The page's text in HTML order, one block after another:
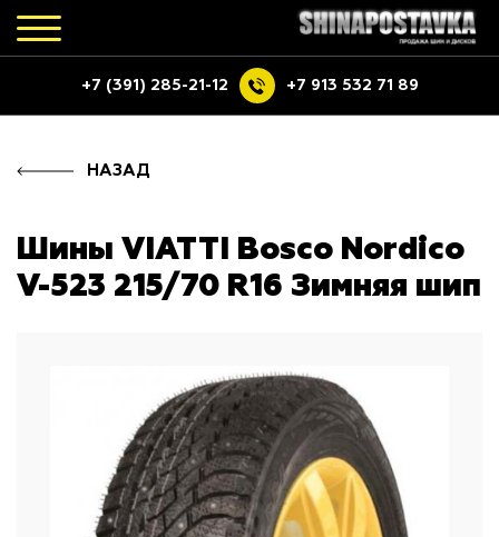
+7 (391) 285-21-12 +7 913 532 71 89
НАЗАД
Шины VIATTI Bosco Nordico
V-523 215/70 R16 Зимняя шип